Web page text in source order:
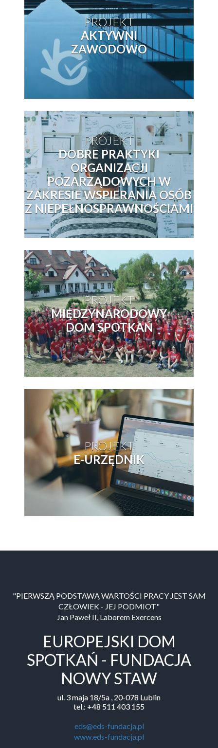
PROJEKT
AKTYWNI
ZAWODOWO
PROJEKT
DOBRE PRAKTYKI
ORGANIZACJI
POZARZĄDOWYCH W
ZAKRESIE WSPIERANIA OSÓB
Z NIEPEŁNOSPRAWNOŚCIAMI
PROJEKT
MIĘDZYNARODOWY
DOM SPOTKAŃ
PROJEKT
E-URZĘDNIK
"PIERWSZĄ PODSTAWĄ WARTOŚCI PRACY JEST SAM
CZŁOWIEK - JEJ PODMIOT"
Jan Paweł II, Laborem Exercens
EUROPEJSKI DOM
SPOTKAŃ - FUNDACJA
NOWY STAW
ul. 3 maja 18/5a , 20-078 Lublin
tel.: +48 511 403 155
eds@eds-fundacja.pl
www.eds-fundacja.pl